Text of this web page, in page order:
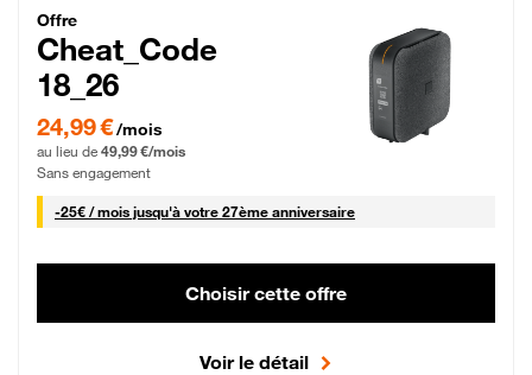
Cheat_Code Fibre_18_26
Offre
Cheat_Code
18_26
24,99 € par mois pendant 0 mois puis 49,99 € par mois, Sans engagement
24,99 €/mois
au lieu de 49,99 €/mois
Sans engagement
-25€ / mois25 € par mois
jusqu'à votre 27ème anniversaire
Choisir cette offre
Voir le détail